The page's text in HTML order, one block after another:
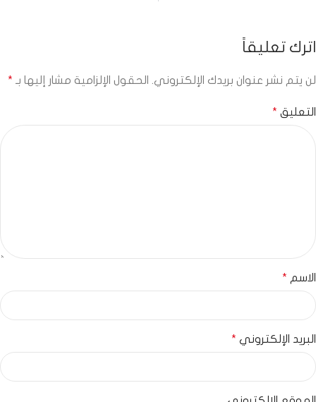
اترك تعليقاً
لن يتم نشر عنوان بريدك الإلكتروني. الحقول الإلزامية مشار إليها بـ *
التعليق *
الاسم *
البريد الإلكتروني *